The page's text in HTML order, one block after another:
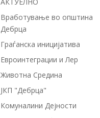
Вработување во општина
Дебрца
Граѓанска иницијатива
Евроинтеграции и Лер
Животна Средина
ЈКП "Дебрца"
Комуналини Дејности